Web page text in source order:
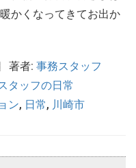
かくなってきてお出か
著者: 事務スタッフ
タッフの日常
ン, 日常, 川崎市